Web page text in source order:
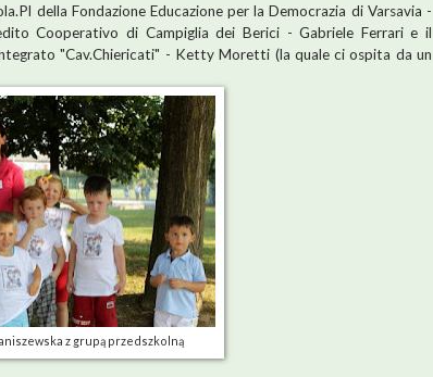
della Fondazione Educazione per la Democrazia di Varsavia -
Cooperativo di Campiglia dei Berici - Gabriele Ferrari e il
"Cav.Chiericati" - Ketty Moretti (la quale ci ospita da un
z grupą przedszkolną